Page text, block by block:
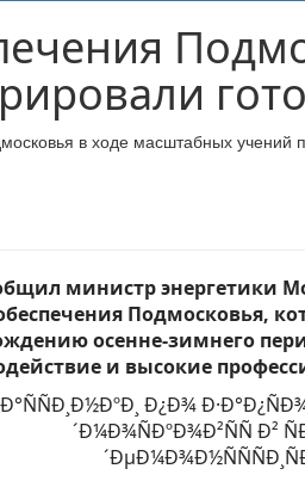
в ходе масштабных учений
министр энергетики
Подмосковья,
осенне-зимнего
и высокие